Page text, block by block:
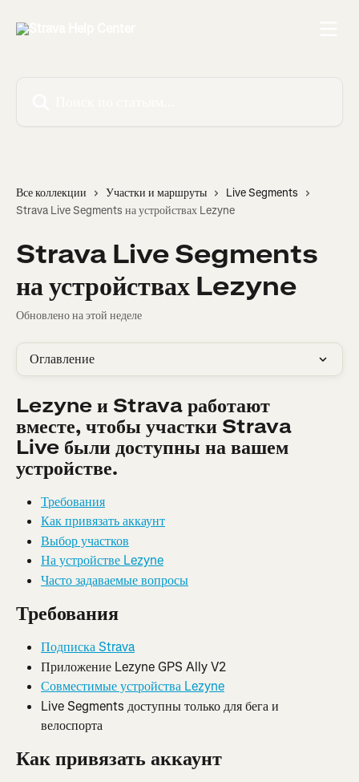
Все коллекции Участки и маршруты
Live Segments
Strava Live Segments на устройствах Lezyne
Strava Live Segments
на устройствах Lezyne
Обновлено на этой неделе
Оглавление
Lezyne и Strava работают
вместе, чтобы участки Strava
Live были доступны на вашем
устройстве.
Требования
Как привязать аккаунт
Выбор участков
На устройстве Lezyne
Часто задаваемые вопросы
Требования
Подписка Strava
Приложение Lezyne GPS Ally V2
Совместимые устройства Lezyne
Live Segments доступны только для бега и
велоспорта
Как привязать аккаунт